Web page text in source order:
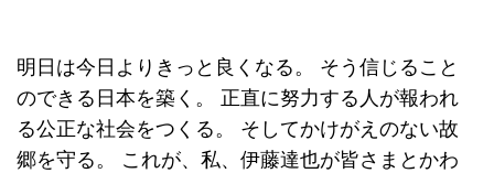
明日は今日よりきっと良くなる。
そう信じること
のできる日本を築く。
正直に努力する人が報われ
る公正な社会をつくる。
そしてかけがえのない故
郷を守る。
これが、私、伊藤達也が皆さまとかわ